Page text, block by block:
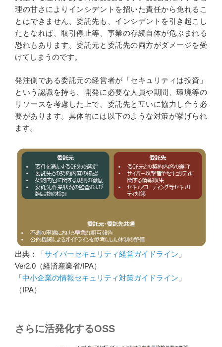
理の甘さによりインシデントを招いた責任から免れるこ
とはできません。委託先も、インシデントを引き起こし
たとなれば、取引停止等、事業の存続自体が危ぶまれる
恐れもあります。委託元と委託先の両方がダメージを受
けてしまうのです。
発注側である委託元の経営者が「セキュリティは投資」
という認識を持ち、開発に必要な人員や期間、環境等の
リソースを考慮した上で、委託先と互いに協力し合う必
要があります。具体的には以下のような対策が挙げられ
ます。
出典：「サイバーセキュリティ経営ガイドライン 」
Ver2.0（経済産業省/IPA）
「中小企業の情報セキュリティ対策ガイドライン 」
（IPA）
さらに活発化するOSS